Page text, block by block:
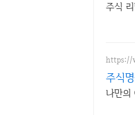
주식
https://
주식
나만의